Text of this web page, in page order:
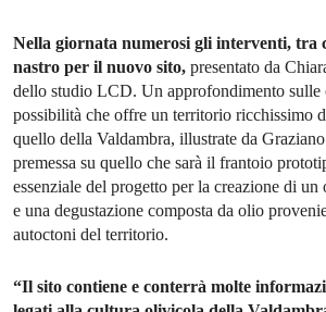
Nella giornata numerosi gli interventi, tra
nastro per il nuovo sito, presentato da
dello studio LCD. Un approfondimento sulle
possibilità che offre un territorio ricchissimo
quello della Valdambra, illustrate da
premessa su quello che sarà il frantoio
essenziale del progetto per la creazione di
e una degustazione composta da olio
autoctoni del territorio.
“Il sito contiene e conterrà molte